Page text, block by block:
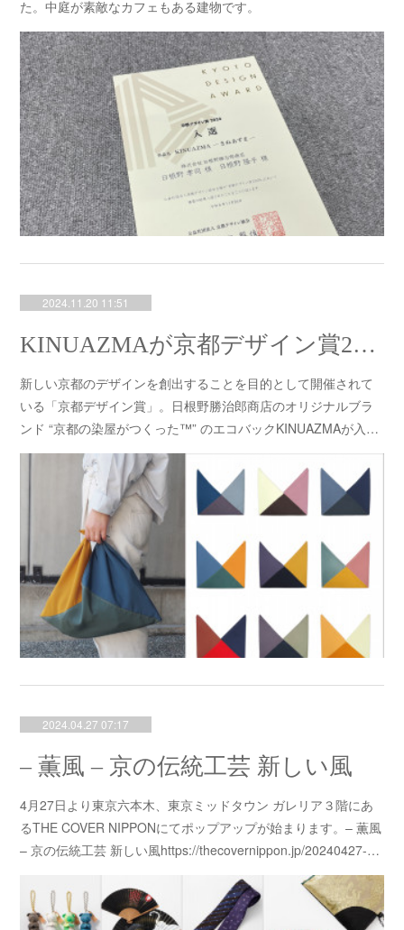
た。中庭が素敵なカフェもある建物です。
2024.11.20 11:51
KINUAZMAが京都デザイン賞2024にて入選しました！！
新しい京都のデザインを創出することを目的として開催されて
いる「京都デザイン賞」。日根野勝治郎商店のオリジナルブラ
ンド “京都の染屋がつくった™” のエコバックKINUAZMAが入…
2024.04.27 07:17
– 薫風 – 京の伝統工芸 新しい風
4月27日より東京六本木、東京ミッドタウン ガレリア３階にあ
るTHE COVER NIPPONにてポップアップが始まります。– 薫風
– 京の伝統工芸 新しい風https://thecovernippon.jp/20240427-…